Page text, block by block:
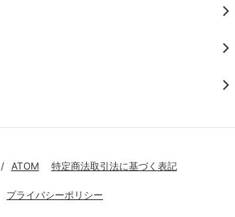
/ ATOM 特定商法取引法に基づく表記
プライバシーポリシー